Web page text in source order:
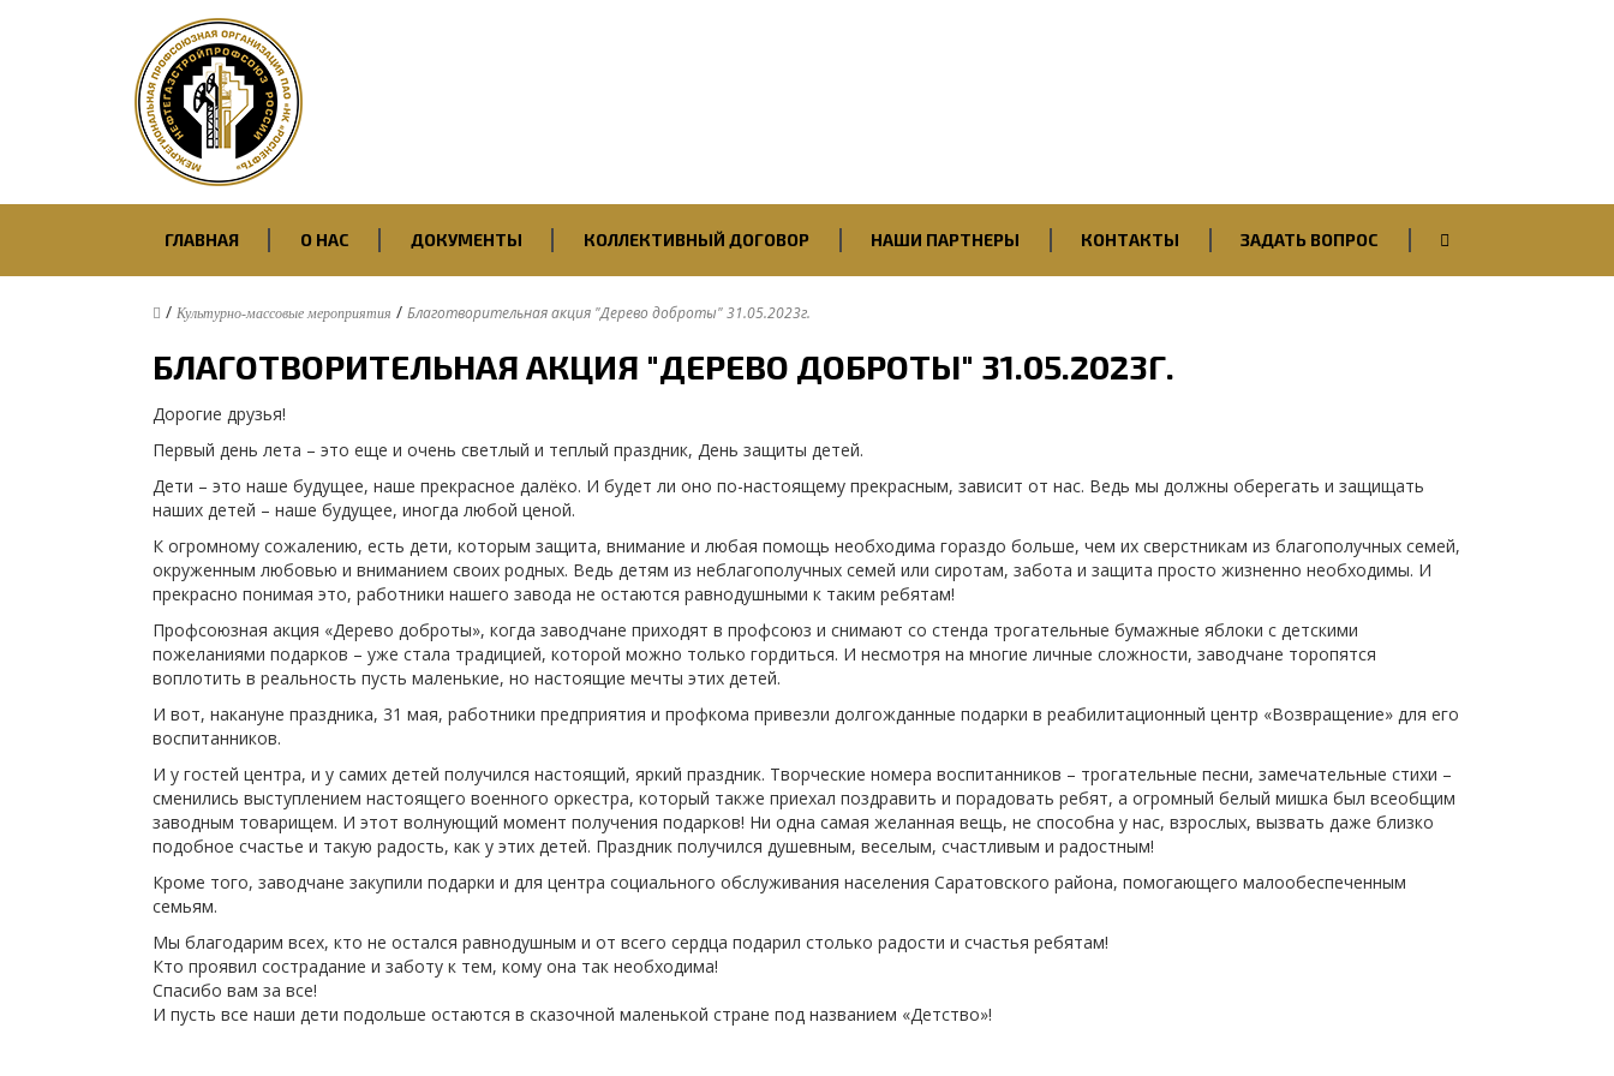
ГЛАВНАЯ О НАС ДОКУМЕНТЫ КОЛЛЕКТИВНЫЙ ДОГОВОР НАШИ ПАРТНЕРЫ КОНТАКТЫ ЗАДАТЬ ВОПРОС
/ Культурно-массовые мероприятия / Благотворительная акция "Дерево доброты" 31.05.2023г.
БЛАГОТВОРИТЕЛЬНАЯ АКЦИЯ "ДЕРЕВО ДОБРОТЫ" 31.05.2023Г.
Дорогие друзья!
Первый день лета – это еще и очень светлый и теплый праздник, День защиты детей.
Дети – это наше будущее, наше прекрасное далёко. И будет ли оно по-настоящему прекрасным, зависит от нас. Ведь мы должны оберегать и защищать
наших детей – наше будущее, иногда любой ценой.
К огромному сожалению, есть дети, которым защита, внимание и любая помощь необходима гораздо больше, чем их сверстникам из благополучных семей,
окруженным любовью и вниманием своих родных. Ведь детям из неблагополучных семей или сиротам, забота и защита просто жизненно необходимы. И
прекрасно понимая это, работники нашего завода не остаются равнодушными к таким ребятам!
Профсоюзная акция «Дерево доброты», когда заводчане приходят в профсоюз и снимают со стенда трогательные бумажные яблоки с детскими
пожеланиями подарков – уже стала традицией, которой можно только гордиться. И несмотря на многие личные сложности, заводчане торопятся
воплотить в реальность пусть маленькие, но настоящие мечты этих детей.
И вот, накануне праздника, 31 мая, работники предприятия и профкома привезли долгожданные подарки в реабилитационный центр «Возвращение» для его
воспитанников.
И у гостей центра, и у самих детей получился настоящий, яркий праздник. Творческие номера воспитанников – трогательные песни, замечательные стихи –
сменились выступлением настоящего военного оркестра, который также приехал поздравить и порадовать ребят, а огромный белый мишка был всеобщим
заводным товарищем. И этот волнующий момент получения подарков! Ни одна самая желанная вещь, не способна у нас, взрослых, вызвать даже близко
подобное счастье и такую радость, как у этих детей. Праздник получился душевным, веселым, счастливым и радостным!
Кроме того, заводчане закупили подарки и для центра социального обслуживания населения Саратовского района, помогающего малообеспеченным
семьям.
Мы благодарим всех, кто не остался равнодушным и от всего сердца подарил столько радости и счастья ребятам!
Кто проявил сострадание и заботу к тем, кому она так необходима!
Спасибо вам за все!
И пусть все наши дети подольше остаются в сказочной маленькой стране под названием «Детство»!